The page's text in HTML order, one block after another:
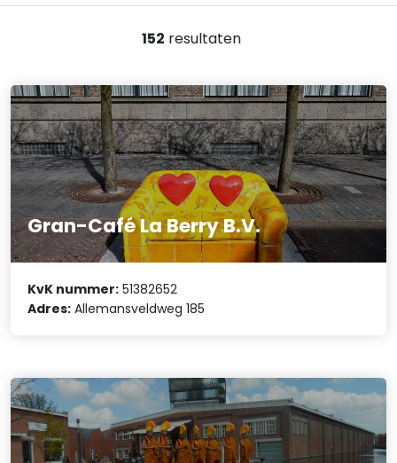
152 resultaten
Gran-Café La Berry B.V.
KvK nummer: 51382652
Adres: Allemansveldweg 185